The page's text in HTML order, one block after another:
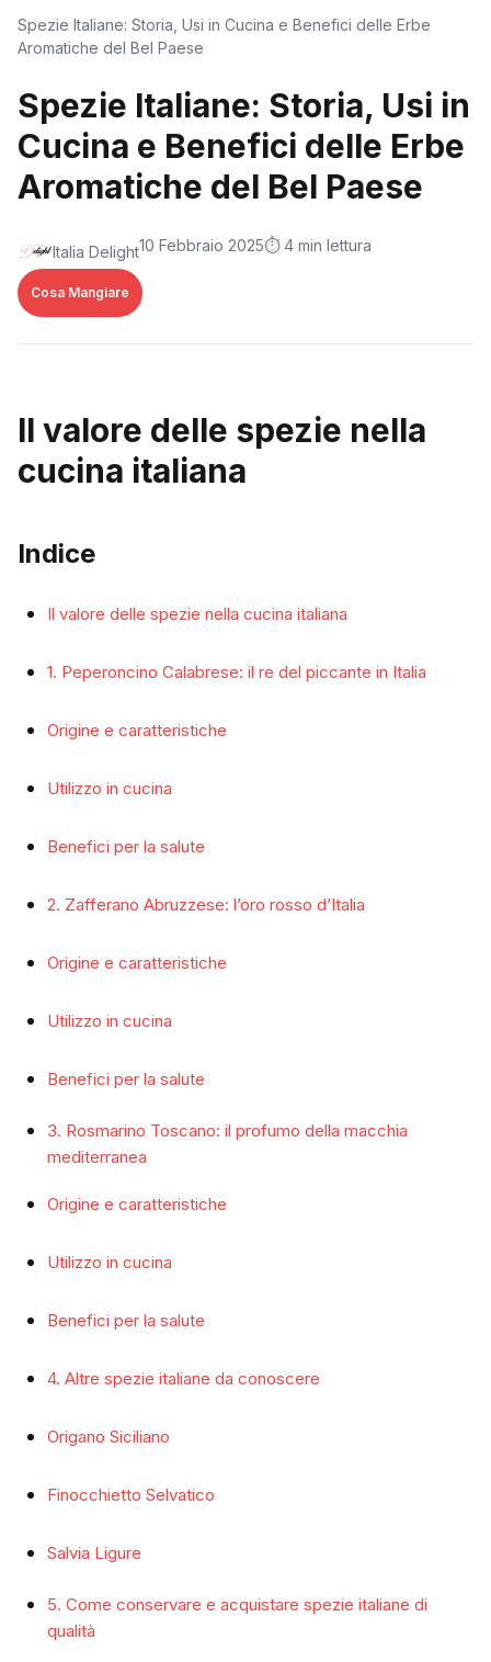
Spezie Italiane: Storia, Usi in Cucina e Benefici delle Erbe
Aromatiche del Bel Paese
Spezie Italiane: Storia, Usi in
Cucina e Benefici delle Erbe
Aromatiche del Bel Paese
Italia Delight10 Febbraio 2025⏱️ 4 min lettura
Cosa Mangiare
Il valore delle spezie nella
cucina italiana
Indice
Il valore delle spezie nella cucina italiana
1. Peperoncino Calabrese: il re del piccante in Italia
Origine e caratteristiche
Utilizzo in cucina
Benefici per la salute
2. Zafferano Abruzzese: l’oro rosso d’Italia
Origine e caratteristiche
Utilizzo in cucina
Benefici per la salute
3. Rosmarino Toscano: il profumo della macchia
mediterranea
Origine e caratteristiche
Utilizzo in cucina
Benefici per la salute
4. Altre spezie italiane da conoscere
Origano Siciliano
Finocchietto Selvatico
Salvia Ligure
5. Come conservare e acquistare spezie italiane di
qualità